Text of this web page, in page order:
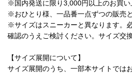
※国内発送に限り3,000円以上のお買い
※おひとり様、一品番一点ずつの販売
※サイズはスニーカーと異なります。
確認のうえご検討ください。 サイズ交
【サイズ展開について】
サイズ展開のうち、一部本サイトでは